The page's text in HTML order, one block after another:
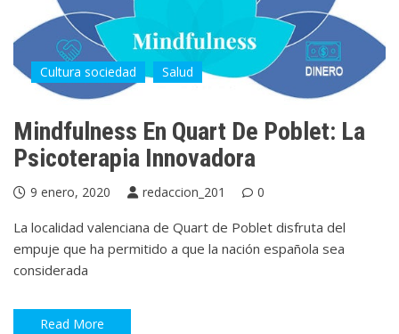
Cultura sociedad Salud
Mindfulness En Quart De Poblet: La
Psicoterapia Innovadora
9 enero, 2020 redaccion_201 0
La localidad valenciana de Quart de Poblet disfruta del
empuje que ha permitido a que la nación española sea
considerada
Read More